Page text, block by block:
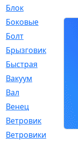
Блок
Боковые
Болт
Брызговик
Быстрая
Вакуум
Вал
Венец
Ветровик
Ветровики